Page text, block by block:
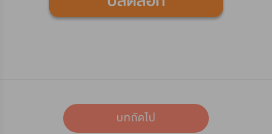
บทถัดไป